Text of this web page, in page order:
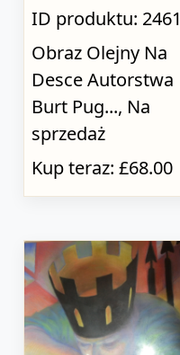
ID produktu: 2461
Obraz Olejny Na
Desce Autorstwa
Burt Pug..., Na
sprzedaż
Kup teraz: £68.00